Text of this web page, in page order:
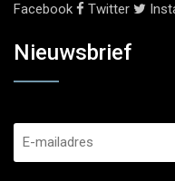
Facebook Twitter
Nieuwsbrief